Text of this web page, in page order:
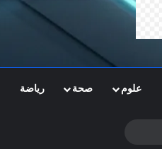
علوم صحة رياضة